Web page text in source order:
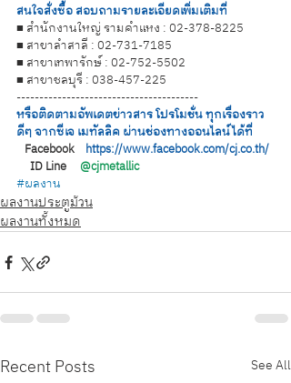
สนใจสั่งซื้อ สอบถามรายละเอียดเพิ่มเติมที่
■ สำนักงานใหญ่ รามคำแหง : 02-378-8225
■ สาขาลำสาลี : 02-731-7185
■ สาขาเทพารักษ์ : 02-752-5502
■ สาขาชลบุรี : 038-457-225
----------------------------------------
หรือติดตามอัพเดตข่าวสาร โปรโมชั่น ทุกเรื่องราว
ดีๆ จากซีเจ เมทัลลิค ผ่านช่องทางออนไลน์ได้ที่
   Facebook
https://www.facebook.com/cj.co.th/
     ID Line
@cjmetallic
#ผลงาน
ผลงานประตูม้วน
ผลงานทั้งหมด
Recent Posts See All